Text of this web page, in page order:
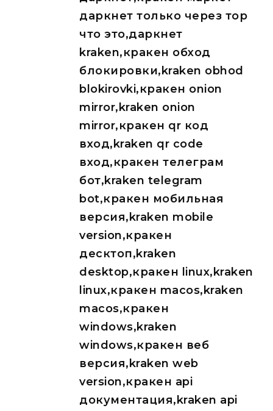
даркнет только через тор
что это,даркнет
kraken,кракен обход
блокировки,kraken obhod
blokirovki,кракен onion
mirror,kraken onion
mirror,кракен qr код
вход,kraken qr code
вход,кракен телеграм
бот,kraken telegram
bot,кракен мобильная
версия,kraken mobile
version,кракен
десктоп,kraken
desktop,кракен linux,kraken
linux,кракен macos,kraken
macos,кракен
windows,kraken
windows,кракен веб
версия,kraken web
version,кракен api
документация,kraken api